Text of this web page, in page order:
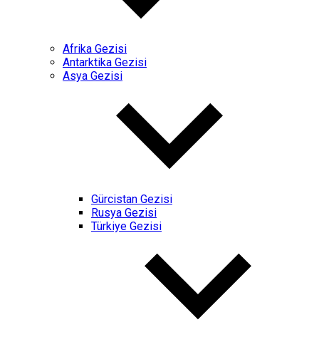
Afrika Gezisi
Antarktika Gezisi
Asya Gezisi
Gürcistan Gezisi
Rusya Gezisi
Türkiye Gezisi